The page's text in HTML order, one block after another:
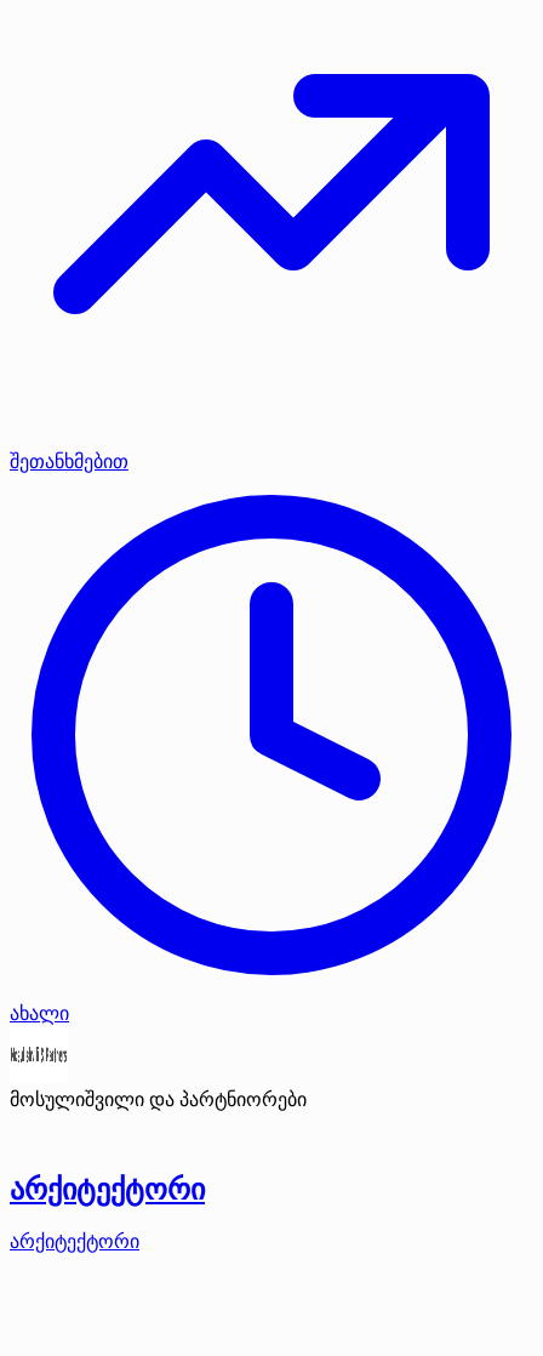
შეთანხმებით
ახალი
მოსულიშვილი და პარტნიორები
არქიტექტორი
არქიტექტორი